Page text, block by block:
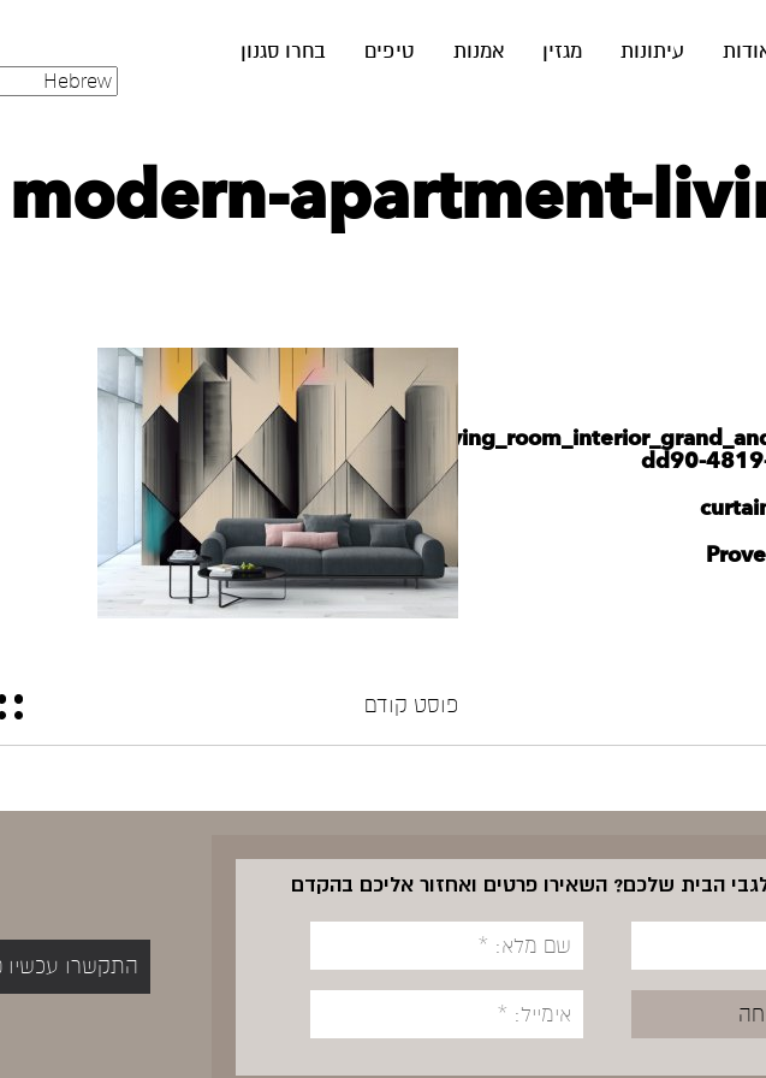
עיתונות מגזין אמנות טיפים
בחרו סגנון
modern-apartment-
dd90-
פוסט קודם
לגבי הבית שלכם? השאירו פרטים ואחזור אליכם בהקדם
התקשרו עכשיו 052-5535400